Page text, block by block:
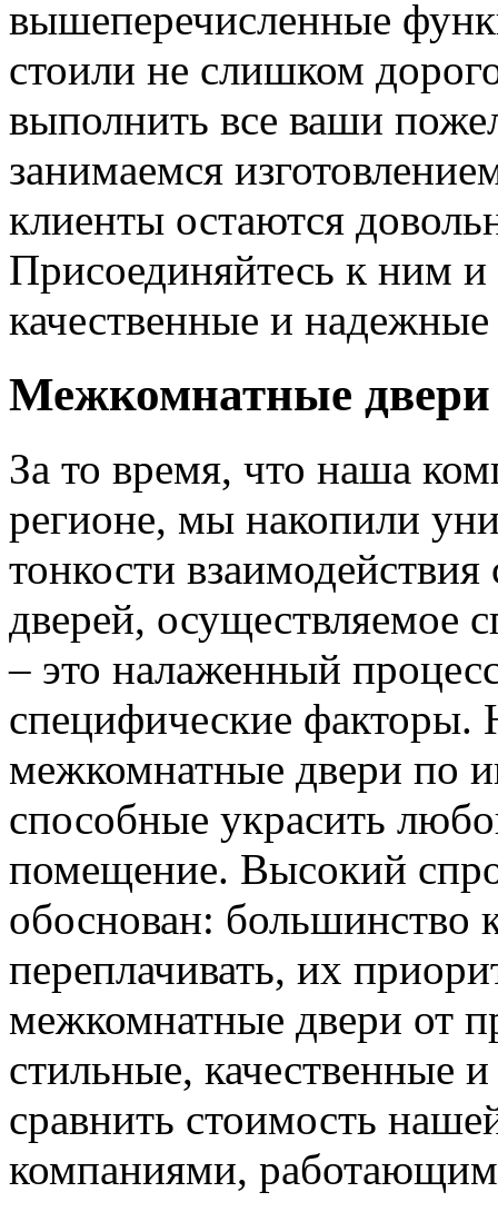
вышеперечисленные
стоили не слишком
выполнить все ваши
занимаемся
клиенты остаются
Присоединяйтесь к ним
качественные и
Межкомнатные двери
За то время, что наша
регионе, мы накопили
тонкости
дверей, осуществляемое
– это налаженный
специфические
межкомнатные двери по
способные украсить
помещение. Высокий
обоснован: большинство
переплачивать, их
межкомнатные двери от
стильные, качественные
сравнить стоимость
компаниями,